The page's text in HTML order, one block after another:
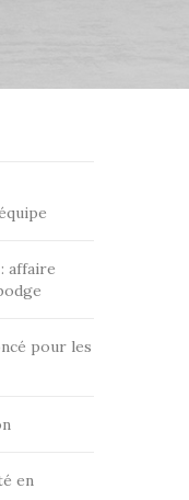
affaire
pour les
en